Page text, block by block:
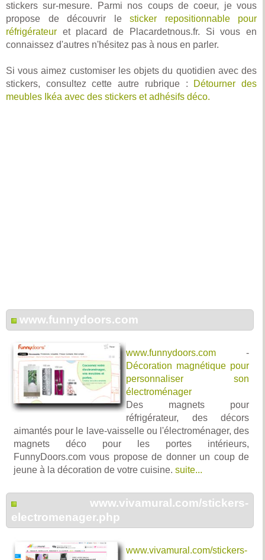
stickers sur-mesure. Parmi nos coups de coeur, je vous
propose de découvrir le sticker repositionnable pour
réfrigérateur et placard de Placardetnous.fr. Si vous en
connaissez d'autres n'hésitez pas à nous en parler.
Si vous aimez customiser les objets du quotidien avec des
stickers, consultez cette autre rubrique :
Détourner des
meubles Ikéa avec des stickers et adhésifs déco.
www.funnydoors.com
www.funnydoors.com -
Décoration magnétique pour
personnaliser son
électroménager
Des magnets pour
réfrigérateur, des décors
aimantés pour le lave-vaisselle ou l'électroménager, des
magnets déco pour les portes intérieurs,
FunnyDoors.com vous propose de donner un coup de
jeune à la décoration de votre cuisine. suite...
www.vivamural.com/stickers-
electromenager.php
www.vivamural.com/stickers-